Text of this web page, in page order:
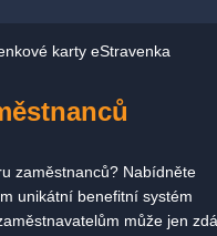
zaměstnanců? Nabídněte
unikátní benefitní systém
může jen